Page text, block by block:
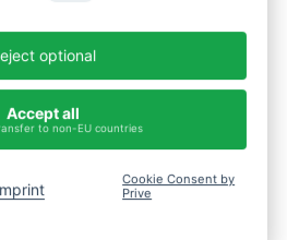
optional
Accept all
to non-EU countries
Cookie Consent by
Prive